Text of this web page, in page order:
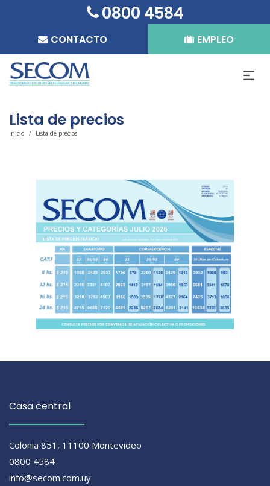
0800 4584
EMPLEO
CONTACTO
Lista de precios
Inicio / Lista de precios
Casa central
Colonia 851, 11100 Montevideo
0800 4584
info@secom.com.uy